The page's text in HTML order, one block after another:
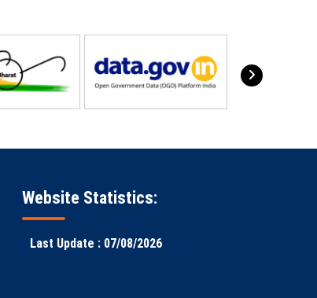
Website Statistics:
Last Update : 07/08/2026